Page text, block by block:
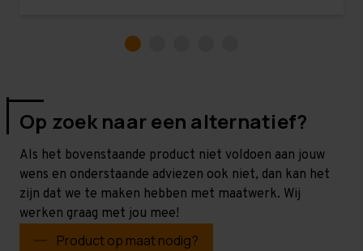
Op zoek naar een alternatief?
Als het bovenstaande product niet voldoen aan jouw
wens en onderstaande adviezen ook niet, dan kan het
zijn dat we te maken hebben met maatwerk. Wij
werken graag met jou mee!
Product op maat nodig?